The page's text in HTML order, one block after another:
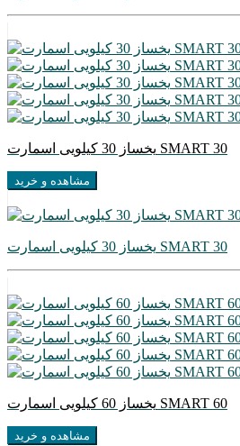
یخساز 30 کیلویی اسمارت SMART 30
مشاهده و خرید
یخساز 30 کیلویی اسمارت SMART 30
یخساز 60 کیلویی اسمارت SMART 60
مشاهده و خرید